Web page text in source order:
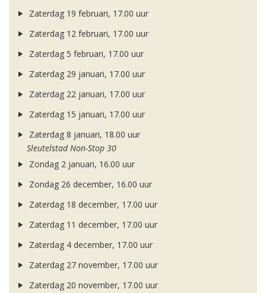
Zaterdag 19 februari, 17.00 uur
Zaterdag 12 februari, 17.00 uur
Zaterdag 5 februari, 17.00 uur
Zaterdag 29 januari, 17.00 uur
Zaterdag 22 januari, 17.00 uur
Zaterdag 15 januari, 17.00 uur
Zaterdag 8 januari, 18.00 uur
Sleutelstad Non-Stop 30
Zondag 2 januari, 16.00 uur
Zondag 26 december, 16.00 uur
Zaterdag 18 december, 17.00 uur
Zaterdag 11 december, 17.00 uur
Zaterdag 4 december, 17.00 uur
Zaterdag 27 november, 17.00 uur
Zaterdag 20 november, 17.00 uur